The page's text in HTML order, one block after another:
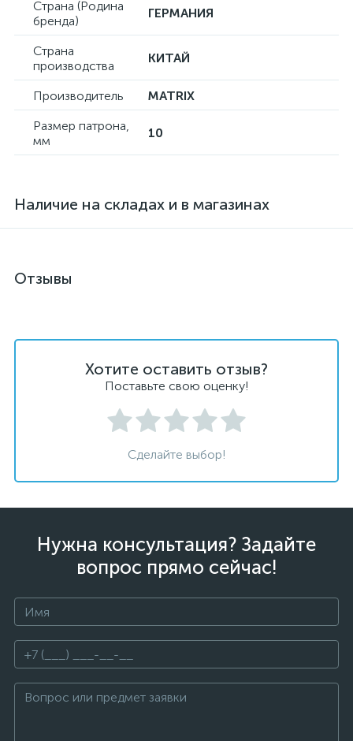
Страна (Родина
бренда)
ГЕРМАНИЯ
Страна
производства
КИТАЙ
Производитель
MATRIX
Размер патрона,
мм
10
Наличие на складах и в магазинах
Отзывы
Хотите оставить отзыв?
Поставьте свою оценку!
Сделайте выбор!
Нужна консультация? Задайте
вопрос прямо сейчас!